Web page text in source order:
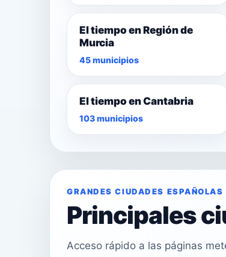
El tiempo en Región de
Murcia
45 municipios
El tiempo en Cantabria
103 municipios
GRANDES CIUDADES ESPAÑOLAS
Principales
Acceso rápido a las páginas